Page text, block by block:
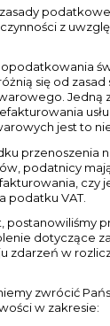
z
się od
Jedną
jest to
przenoszenia
podatnicy
czy
podatku VAT.
postanowiliśmy
dotyczące
zdarzeń w
zwrócić
w zakresie: